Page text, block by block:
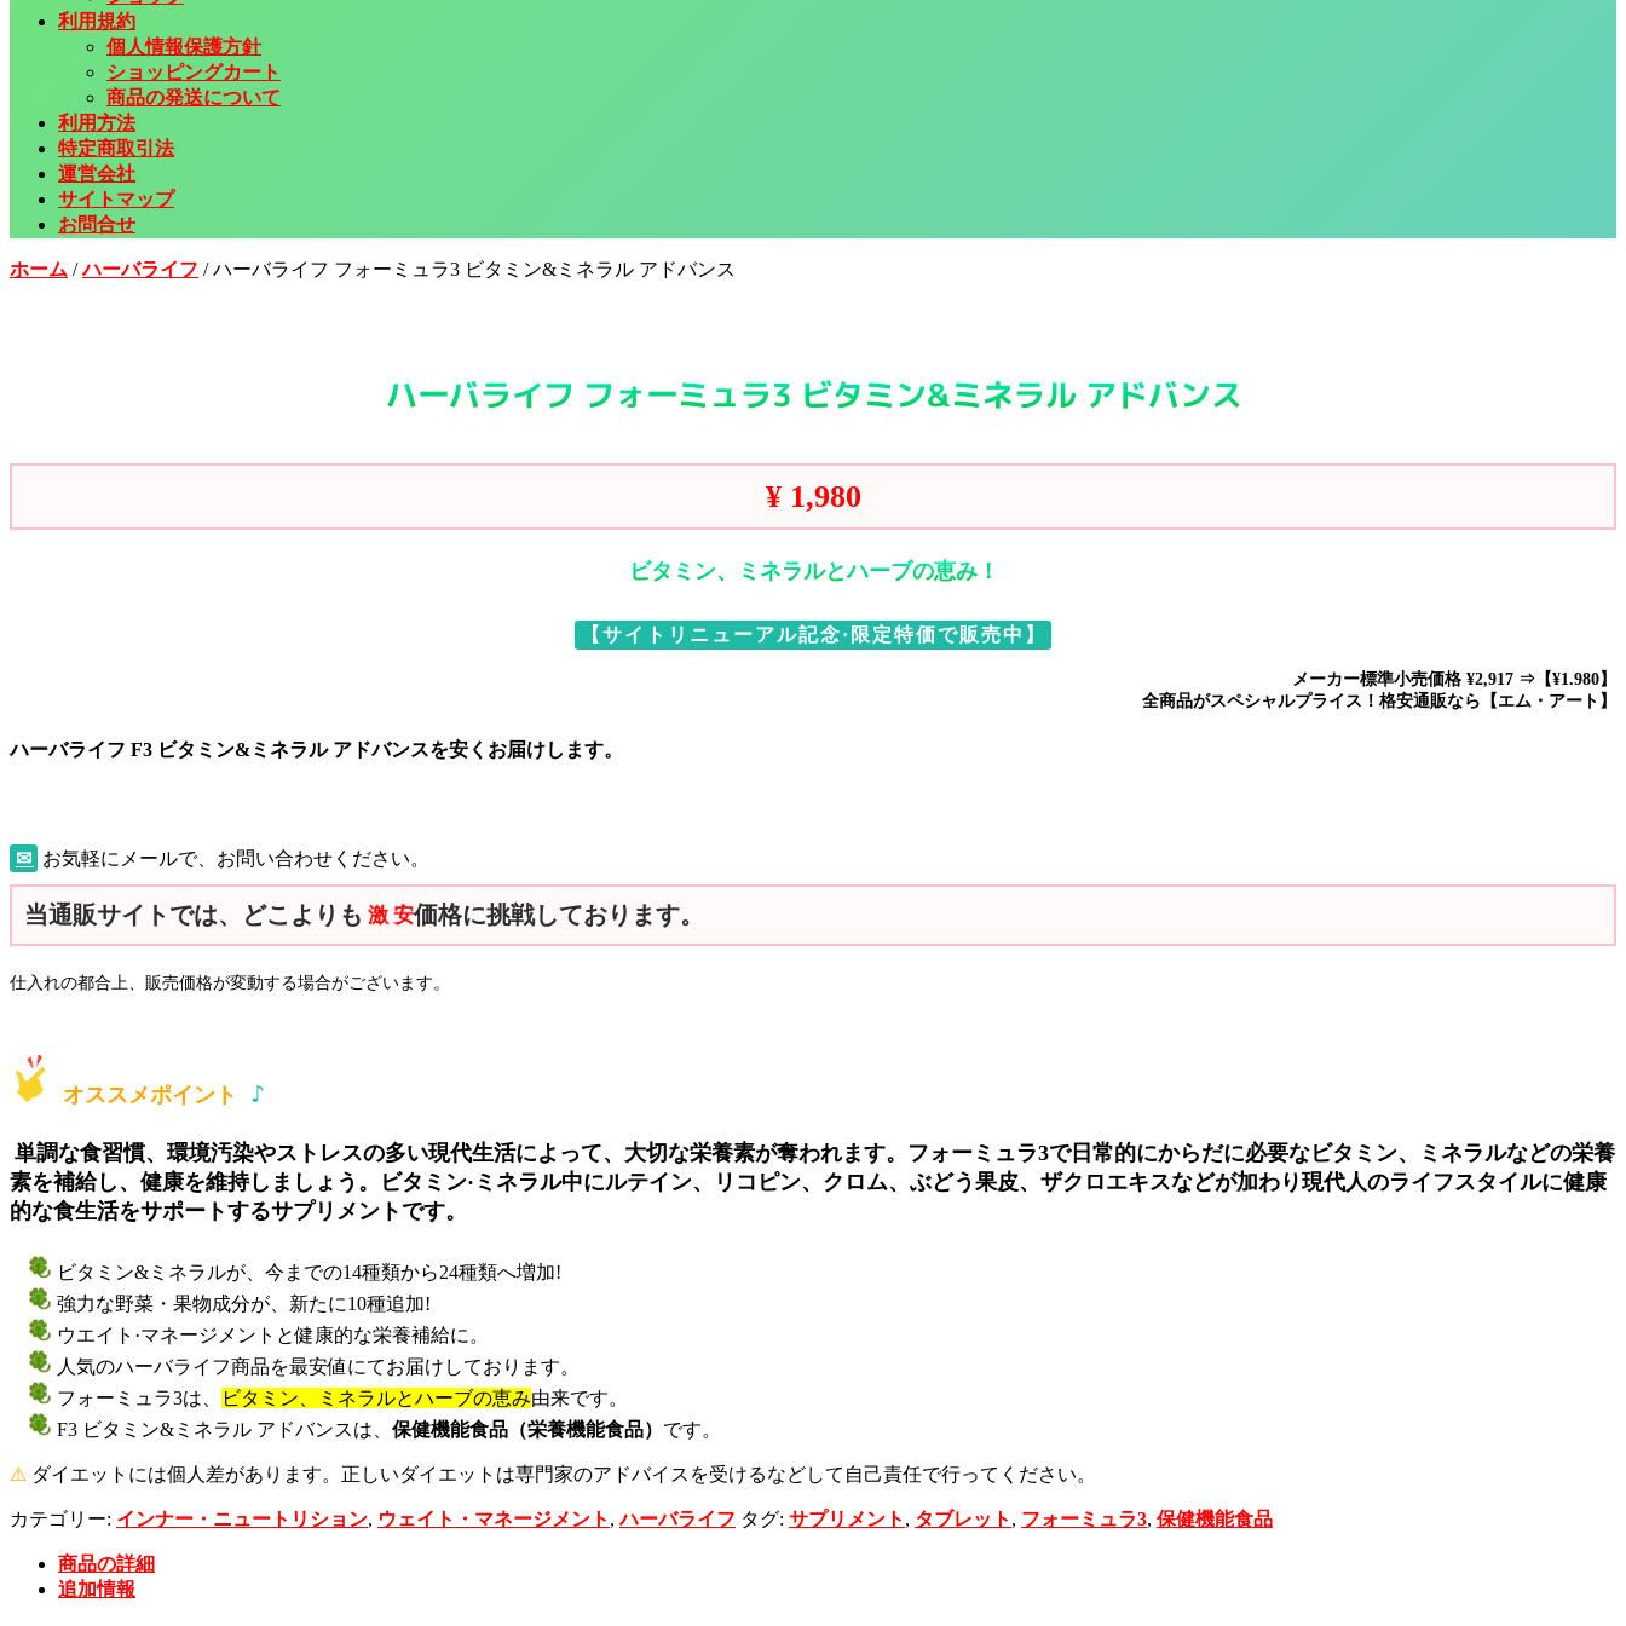
利用規約
個人情報保護方針
ショッピングカート
商品の発送について
利用方法
特定商取引法
運営会社
サイトマップ
お問合せ
ホーム /ハーバライフ /ハーバライフ フォーミュラ3 ビタミン&ミネラル アドバンス
ハーバライフ フォーミュラ3 ビタミン&ミネラル アドバンス
¥1,980
ビタミン、ミネラルとハーブの恵み！
【サイトリニューアル記念·限定特価で販売中】
メーカー標準小売価格 ¥2,917 ⇒【¥1.980】
全商品がスペシャルプライス！ 格安通販なら【エム・アート 】
ハーバライフ F3 ビタミン&ミネラル アドバンスを安くお届けします。
✉ お気軽にメールで、お問い合わせください。
当通販サイトでは、どこよりも 激安価格に挑戦しております。
仕入れの都合上、販売価格が変動する場合がございます。
オススメポイント ♪
単調な食習慣、環境汚染やストレスの多い現代生活によって、大切な栄養素が奪われます。フォーミュラ3で日常的にからだに必要なビタミン、ミネラルなどの栄養
素を補給し、健康を維持しましょう。ビタミン·ミネラル中にルテイン、リコピン、クロム、ぶどう果皮、ザクロエキスなどが加わり現代人のライフスタイルに健康
的な食生活をサポートするサプリメントです。
ビタミン&ミネラルが、今までの14種類から24種類へ増加!
強力な野菜・果物成分が、新たに10種追加!
ウエイト·マネージメントと健康的な栄養補給に。
人気のハーバライフ商品を最安値にてお届けしております。
フォーミュラ3は、
ビタミン、ミネラルとハーブの恵み由来です。
F3 ビタミン&ミネラル アドバンスは、 保健機能食品（栄養機能食品） です。
⚠ ダイエットには個人差があります。正しいダイエットは専門家のアドバイスを受けるなどして自己責任で行ってください。
カテゴリー: インナー・ニュートリション, ウェイト・マネージメント ,ハーバライフ タグ: サプリメント , タブレット , フォーミュラ3, 保健機能食品
商品の詳細
追加情報